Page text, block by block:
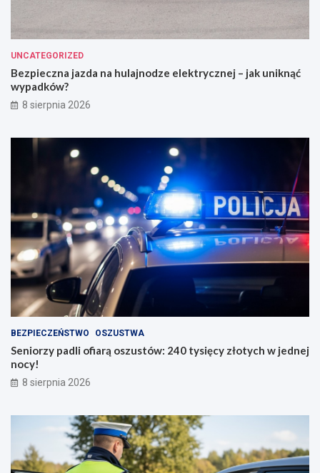
UNCATEGORIZED
Bezpieczna jazda na hulajnodze elektrycznej – jak uniknąć
wypadków?
8 sierpnia 2026
BEZPIECZEŃSTWO OSZUSTWA
Seniorzy padli ofiarą oszustów: 240 tysięcy złotych w jednej
nocy!
8 sierpnia 2026